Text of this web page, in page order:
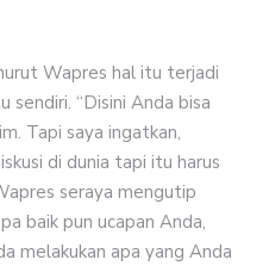
Wapres hal itu terjadi
sendiri. “Disini Anda bisa
Tapi saya ingatkan,
di dunia tapi itu harus
seraya mengutip
baik pun ucapan Anda,
melakukan apa yang Anda